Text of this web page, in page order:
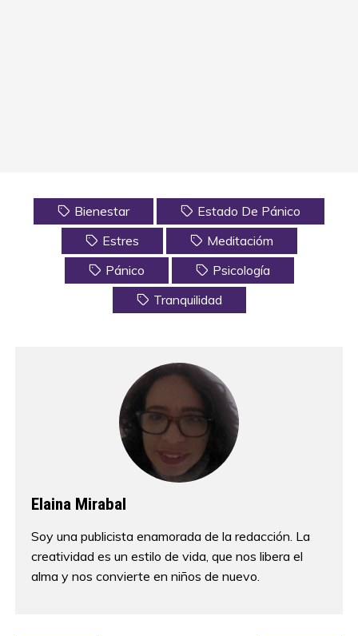
Bienestar
Estado De Pánico
Estres
Meditacióm
Pánico
Psicología
Tranquilidad
Elaina Mirabal
Soy una publicista enamorada de la redacción. La
creatividad es un estilo de vida, que nos libera el
alma y nos convierte en niños de nuevo.